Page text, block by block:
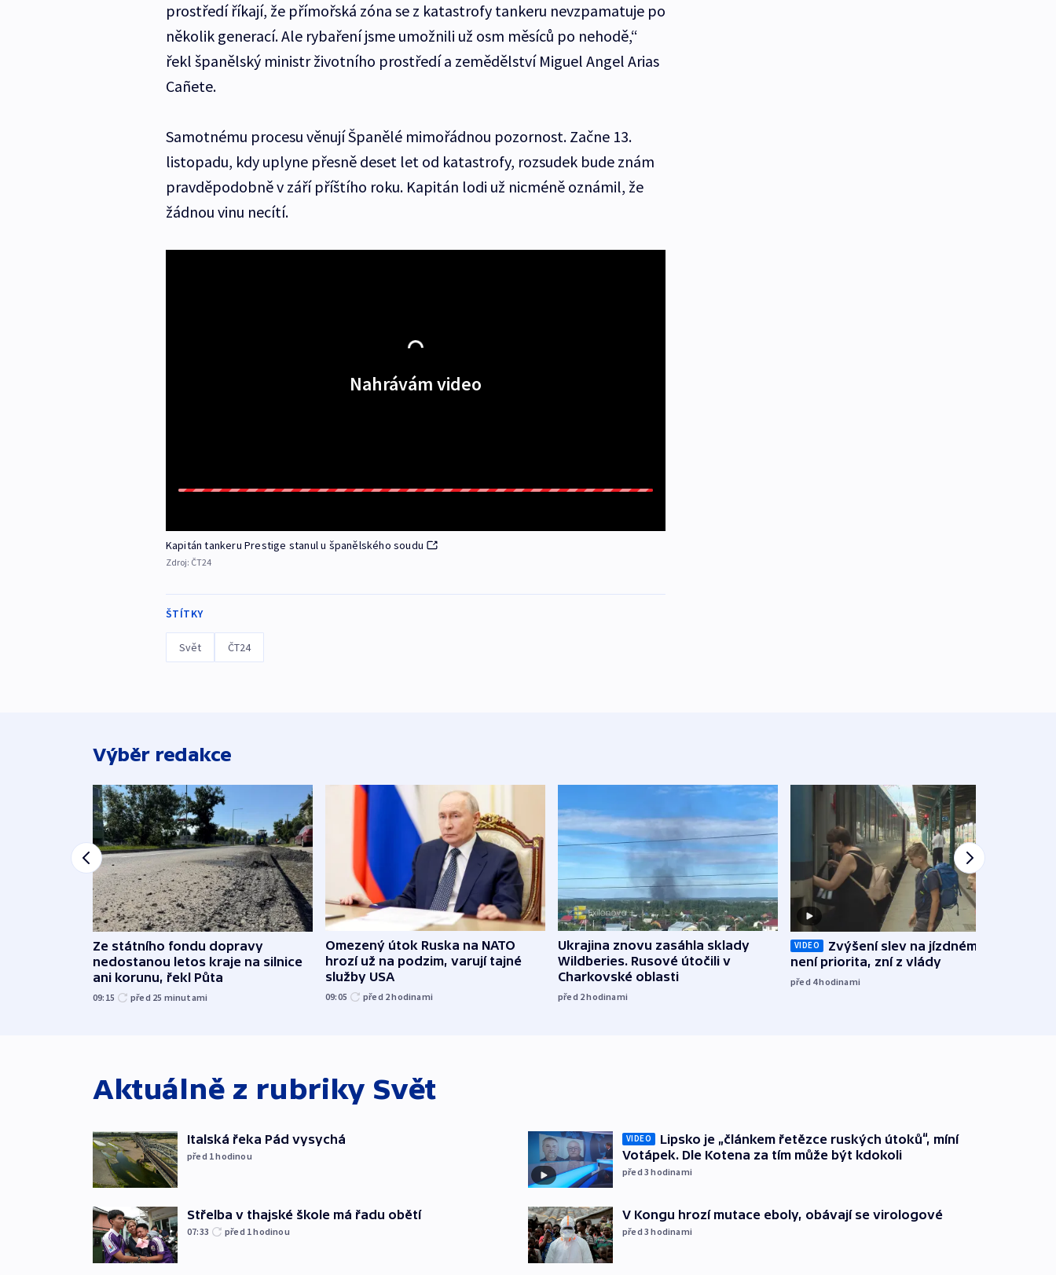
prostředí říkají, že přímořská zóna se z katastrofy tankeru nevzpamatuje po
několik generací. Ale rybaření jsme umožnili už osm měsíců po nehodě,“
řekl španělský ministr životního prostředí a zemědělství Miguel Angel Arias
Cañete.
Samotnému procesu věnují Španělé mimořádnou pozornost. Začne 13.
listopadu, kdy uplyne přesně deset let od katastrofy, rozsudek bude znám
pravděpodobně v září příštího roku. Kapitán lodi už nicméně oznámil, že
žádnou vinu necítí.
Nahrávám video
Kapitán tankeru Prestige stanul u španělského soudu
Zdroj: ČT24
ŠTÍTKY
Svět ČT24
Výběr redakce
Ze státního fondu dopravy
nedostanou letos kraje na silnice
ani korunu, řekl Půta
09:15 před 25 minutami
Omezený útok Ruska na NATO
hrozí už na podzim, varují tajné
služby USA
09:05 před 2hodinami
Ukrajina znovu zasáhla sklady
Wildberies. Rusové útočili v
Charkovské oblasti
před 2hodinami
VIDEO
Zvýšení slev na jízdném teď
není priorita, zní z vlády
před 4hodinami
Aktuálně z rubriky Svět
Italská řeka Pád vysychá
před 1hodinou
Střelba v thajské škole má řadu obětí
07:33 před 1hodinou
VIDEO
Lipsko je „článkem řetězce ruských útoků“, míní
Votápek. Dle Kotena za tím může být kdokoli
před 3hodinami
V Kongu hrozí mutace eboly, obávají se virologové
před 3hodinami